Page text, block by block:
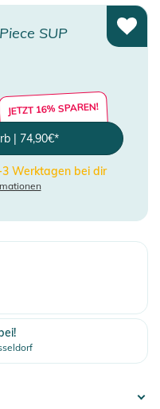
SUP
JETZT 16% SPAREN!
| 74,90€*
Werktagen bei dir